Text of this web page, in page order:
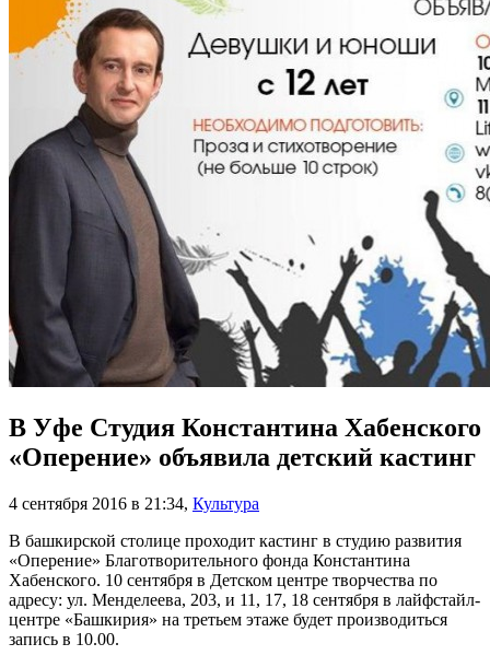
В Уфе Студия Константина Хабенского
«Оперение» объявила детский кастинг
4 сентября 2016 в 21:34, Культура
В башкирской столице проходит кастинг в студию развития
«Оперение» Благотворительного фонда Константина
Хабенского. 10 сентября в Детском центре творчества по
адресу: ул. Менделеева, 203, и 11, 17, 18 сентября в лайфстайл-
центре «Башкирия» на третьем этаже будет производиться
запись в 10.00.